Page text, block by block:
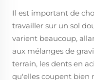
Il est important de
travailler sur un sol
varient beaucoup,
aux mélanges de
terrain, les dents en
qu'elles coupent bien